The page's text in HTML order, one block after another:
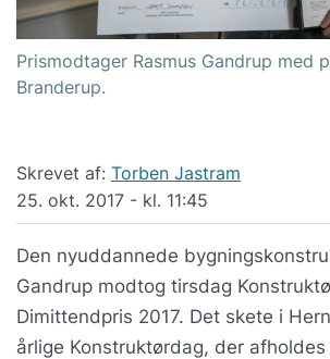
Prismodtager Rasmus Gandrup med
Branderup.
Skrevet af: Torben Jastram
25. okt. 2017 - kl. 11:45
Den nyuddannede
Gandrup modtog tirsdag
Dimittendpris 2017. Det skete i
årlige Konstruktørdag, der afholdes